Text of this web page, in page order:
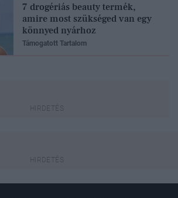
7 drogériás beauty termék,
amire most szükséged van egy
könnyed nyárhoz
Támogatott Tartalom